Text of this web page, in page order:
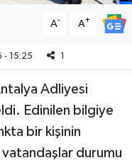
A- A+
15:25 1
Adliyesi
Edinilen bilgiye
bir kişinin
vatandaşlar durumu